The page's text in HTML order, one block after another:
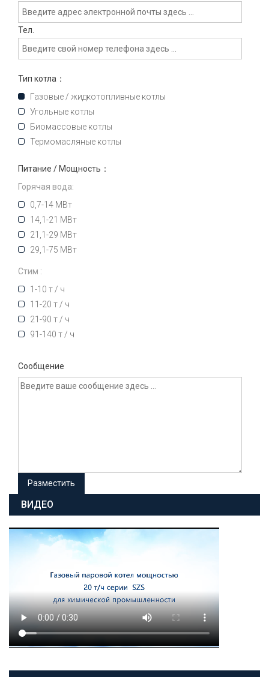
Тел.
Тип котла：
Газовые / жидкотопливные котлы
Угольные котлы
Биомассовые котлы
Термомасляные котлы
Питание / Мощность：
Горячая вода:
0,7-14 МВт
14,1-21 МВт
21,1-29 МВт
29,1-75 МВт
Стим :
1-10 т / ч
11-20 т / ч
21-90 т / ч
91-140 т / ч
Сообщение
ВИДЕО